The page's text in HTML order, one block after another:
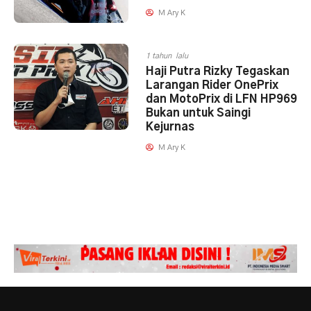
M Ary K
1 tahun lalu
Haji Putra Rizky Tegaskan
Larangan Rider OnePrix
dan MotoPrix di LFN HP969
Bukan untuk Saingi
Kejurnas
M Ary K